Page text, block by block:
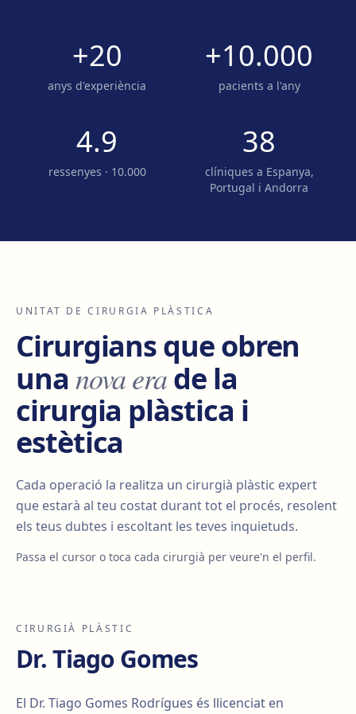
+20
anys d'experiència
+10.000
pacients a l'any
4.9
ressenyes · 10.000
38
clíniques a Espanya,
Portugal i Andorra
UNITAT DE CIRURGIA PLÀSTICA
Cirurgians que obren
una nova erade la
cirurgia plàstica i
estètica
Cada operació la realitza un cirurgià plàstic expert
que estarà al teu costat durant tot el procés, resolent
els teus dubtes i escoltant les teves inquietuds.
Passa el cursor o toca cada cirurgià per veure'n el perfil.
CIRURGIÀ PLÀSTIC
Dr. Tiago Gomes
El Dr. Tiago Gomes Rodrígues és llicenciat en